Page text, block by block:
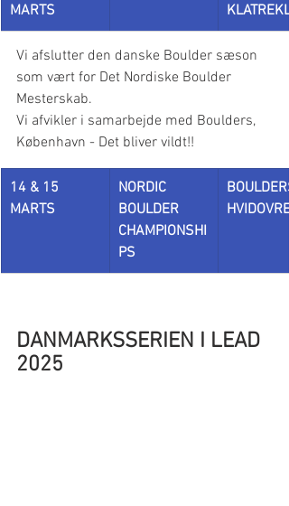
MARTS
Vi afslutter den danske Boulder sæson
som vært for Det Nordiske Boulder
Mesterskab.
Vi afvikler i samarbejde med Boulders,
København - Det bliver vildt!!
14 & 15
MARTS
NORDIC
BOULDER
CHAMPIONSHI
PS
HVIDOVRE
DANMARKSSERIEN I LEAD
2025